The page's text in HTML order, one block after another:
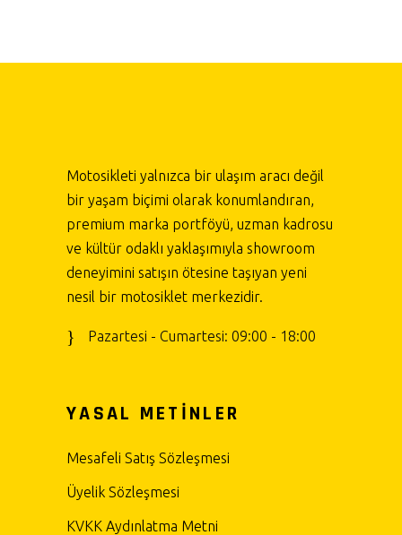
Motosikleti yalnızca bir ulaşım aracı değil
bir yaşam biçimi olarak konumlandıran,
premium marka portföyü, uzman kadrosu
ve kültür odaklı yaklaşımıyla showroom
deneyimini satışın ötesine taşıyan yeni
nesil bir motosiklet merkezidir.
Pazartesi - Cumartesi: 09:00 - 18:00
YASAL METİNLER
Mesafeli Satış Sözleşmesi
Üyelik Sözleşmesi
KVKK Aydınlatma Metni